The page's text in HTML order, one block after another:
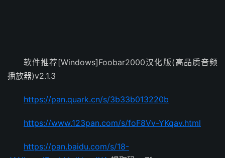
软件推荐[Windows]Foobar2000汉化版(高品质音频
播放器)v2.1.3
https://pan.quark.cn/s/3b33b013220b
https://www.123pan.com/s/foF8Vv-YKqav.html
https://pan.baidu.com/s/18-